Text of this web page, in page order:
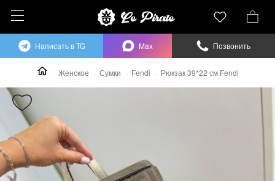
Женское Сумки Fendi Рюкзак 39*22 см Fendi
Написать в TG Max Позвонить